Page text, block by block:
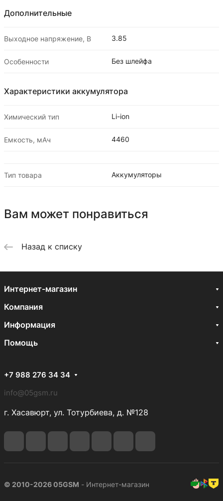
Дополнительные
Выходное напряжение, В 3.85
Особенности Без шлейфа
Характеристики аккумулятора
Химический тип Li-ion
Емкость, мАч 4460
Тип товара Аккумуляторы
Вам может понравиться
Назад к списку
Интернет-магазин
Компания
Информация
Помощь
+7 988 276 34 34
info@05gsm.ru
г. Хасавюрт, ул. Тотурбиева, д. №128
© 2010-2026 05GSM - Интернет-магазин